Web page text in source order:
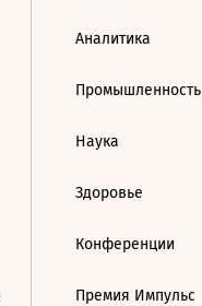
Аналитика
Промышленность
Наука
Здоровье
Конференции
Премия Импульс